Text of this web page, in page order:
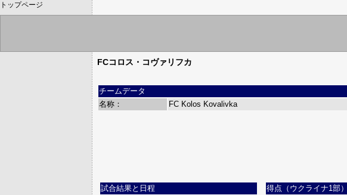
トップページ
FCコロス・コヴァリフカ
チームデータ
名称：
FC Kolos Kovalivka
試合結果と日程
得点（ウクライナ1部）